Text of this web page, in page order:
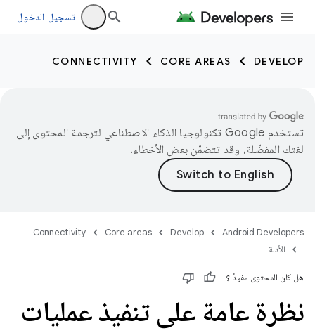
تسجيل الدخول
DEVELOP
CORE AREAS
CONNECTIVITY
تستخدم Google تكنولوجيا الذكاء الاصطناعي لترجمة المحتوى إلى
لغتك المفضّلة، وقد تتضمّن بعض الأخطاء.
Android Developers
Develop
Core areas
Connectivity
الأدلة
هل كان المحتوى مفيدًا؟
نظرة عامة على تنفيذ عمليات